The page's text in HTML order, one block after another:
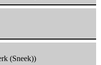
(Sneek))